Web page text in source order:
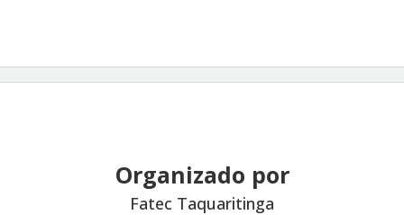
Organizado por
Fatec Taquaritinga